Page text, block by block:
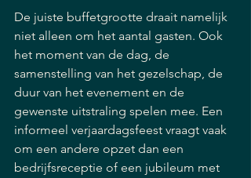
De juiste buffetgrootte draait namelijk
niet alleen om het aantal gasten. Ook
het moment van de dag, de
samenstelling van het gezelschap, de
duur van het evenement en de
gewenste uitstraling spelen mee. Een
informeel verjaardagsfeest vraagt vaak
om een andere opzet dan een
bedrijfsreceptie of een jubileum met